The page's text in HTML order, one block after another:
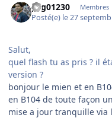
psg01230 Membres
Posté(e) le 27
Salut,
quel flash tu as pris ? il
version ?
bonjour le mien et en
en B104 de toute façon
mise a jour tranquille via